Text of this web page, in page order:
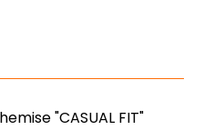
"CASUAL FIT"